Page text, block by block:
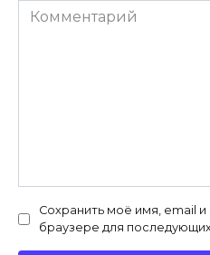
Комментарий
Сохранить моё имя, email и
браузере для